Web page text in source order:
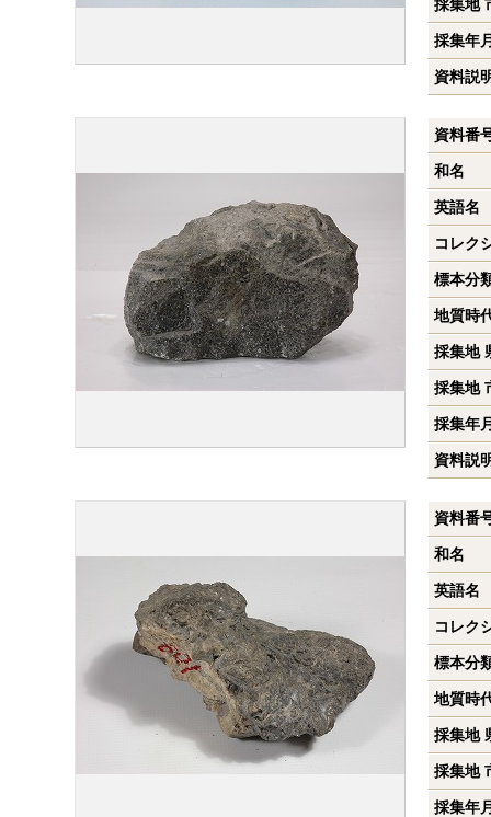
採集地
採集年
資料説
資料番
和名
英語名
コレク
標本分
地質時
採集地
採集地
採集年
資料説
資料番
和名
英語名
コレク
標本分
地質時
採集地
採集地
採集年